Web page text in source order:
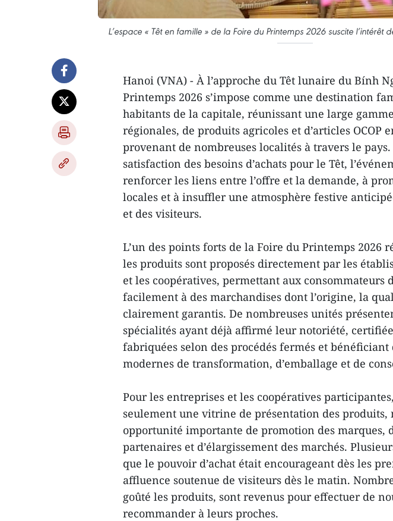
L’espace « Têt en famille » de la Foire du Printemps 2026 suscite l’intérêt
Hanoi (VNA) - À l’approche du Têt lunaire du Bính
Printemps 2026 s’impose comme une destination
habitants de la capitale, réunissant une large
régionales, de produits agricoles et d’articles OCOP
provenant de nombreuses localités à travers le
satisfaction des besoins d’achats pour le Têt,
renforcer les liens entre l’offre et la demande, à
locales et à insuffler une atmosphère festive
et des visiteurs.
L’un des points forts de la Foire du Printemps 2026
les produits sont proposés directement par les
et les coopératives, permettant aux consommateurs
facilement à des marchandises dont l’origine, la
clairement garantis. De nombreuses unités
spécialités ayant déjà affirmé leur notoriété,
fabriquées selon des procédés fermés et bénéficiant
modernes de transformation, d’emballage et de
Pour les entreprises et les coopératives
seulement une vitrine de présentation des produits,
opportunité importante de promotion des marques,
partenaires et d’élargissement des marchés.
que le pouvoir d’achat était encourageant dès les
affluence soutenue de visiteurs dès le matin.
goûté les produits, sont revenus pour effectuer de
recommander à leurs proches.